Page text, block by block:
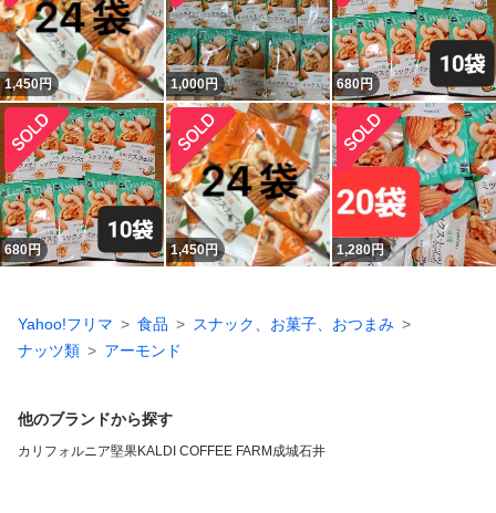
1,450円 1,000円 680円
680円 1,450円 1,280円
Yahoo!フリマ 食品
スナック、お菓子、おつまみ
ナッツ類
アーモンド
他のブランドから探す
カリフォルニア堅果KALDI COFFEE FARM 成城石井